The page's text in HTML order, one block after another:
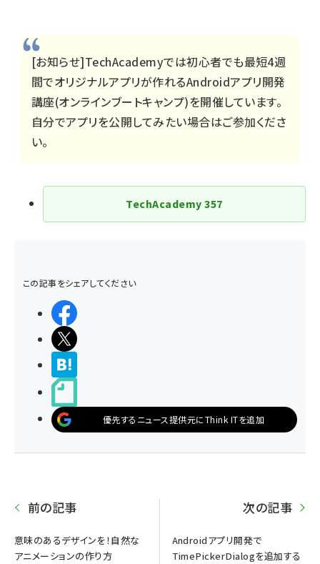
[お知らせ]TechAcademyでは初心者でも最短4週
間でオリジナルアプリが作れるAndroidアプリ開発
講座(オンラインブートキャンプ)を開催しています。
自分でアプリを公開してみたい場合はご参加くださ
い。
TechAcademy357
この記事をシェアしてください
優先するニュース提供元にThink ITを追加
前の記事
意味のあるデザインを！自然な
アニメーションの作り方
次の記事
Androidアプリ開発で
TimePickerDialogを追加する